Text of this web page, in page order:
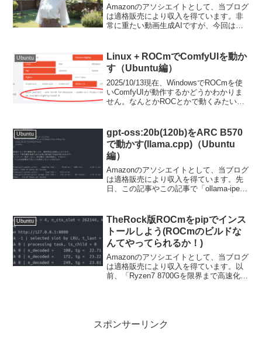
Amazonのアソシエイトとして、当ブログ
は適格販売により収入を得ています。非
常に重たい動画生成AIですが、今回は
が、Windowsでも同様だと思いま...
Ubuntu
Linux + ROCmでComfyUIを動か
す（Ubuntu編）
2025/10/13現在、WindowsでROCmを使
いComfyUIが動作するかどうかわかりま
せん。なんとかROCとかで動くみたいな
ROCmの新しいビルドシステムと...
Ubuntu
gpt-oss:20b(120b)をARC B570
で動かす(llama.cpp)（Ubuntu
編）
Amazonのアソシエイトとして、当ブログ
は適格販売により収入を得ています。先
日、この記事やこの記事で「ollama-ipex-
させることができ...
Ubuntu
TheRock版ROCmをpipでインス
トールしよう(ROCmのビルドな
んてやってられるか！)
Amazonのアソシエイトとして、当ブログ
は適格販売により収入を得ています。以
前、「Ryzen7 8700Gを限界まで高速化し
スポンサーリンク